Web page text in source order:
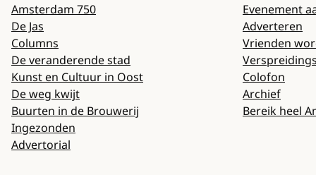
Amsterdam 750
De Jas
Columns
De veranderende stad
Kunst en Cultuur in Oost
De weg kwijt
Buurten in de Brouwerij
Ingezonden
Advertorial
Evenement
Adverteren
Vrienden
Colofon
Archief
Bereik heel